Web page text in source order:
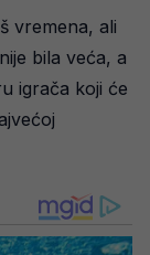
vremena, ali
bila veća, a
igrača koji će